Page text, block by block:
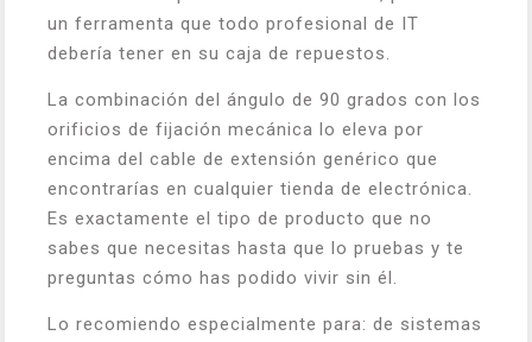
un ferramenta que todo profesional de IT
debería tener en su caja de repuestos.
La combinación del ángulo de 90 grados con los
orificios de fijación mecánica lo eleva por
encima del cable de extensión genérico que
encontrarías en cualquier tienda de electrónica.
Es exactamente el tipo de producto que no
sabes que necesitas hasta que lo pruebas y te
preguntas cómo has podido vivir sin él.
Lo recomiendo especialmente para: de sistemas